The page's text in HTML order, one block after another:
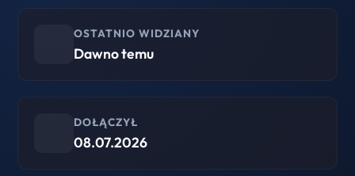
OSTATNIO WIDZIANY
Dawno temu
DOŁĄCZYŁ
08.07.2026